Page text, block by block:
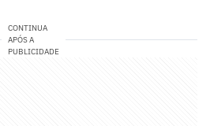
CONTINUA
APÓS A
PUBLICIDADE